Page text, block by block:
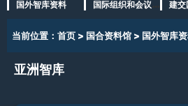
国外智库资料 国际组织和会议概况 建交
当前位置： 首页> 国合资料馆> 国外智库
亚洲智库